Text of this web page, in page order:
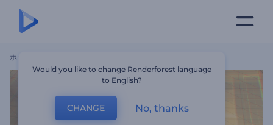
ホーム
Would you like to change Renderforest language
to English?
CHANGE No, thanks